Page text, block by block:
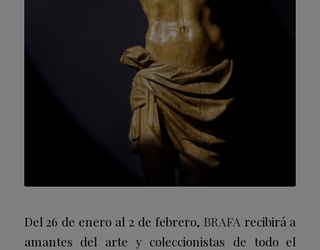
Del 26 de enero al 2 de febrero, BRAFA recibirá a
amantes del arte y coleccionistas de todo el